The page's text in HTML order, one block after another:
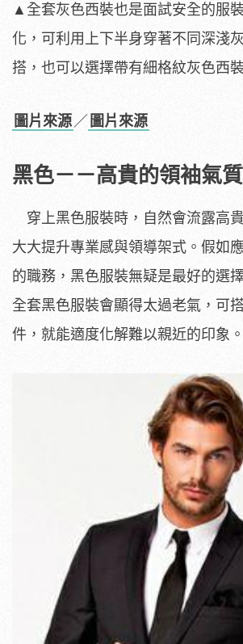
▲全套灰色西裝也是面試安全的服
化，可利用上下半身穿著不同深淺
搭，也可以選擇帶有細格紋灰色西
圖片來源 ／ 圖片來源
黑色－－高貴的領袖氣質
穿上黑色服裝時，自然會流露高
大大提升專業感與領導架式。假如
的職務，黑色服裝無疑是最好的選
全套黑色服裝會顯得太過老氣，可
件，就能適度化解難以親近的印象。